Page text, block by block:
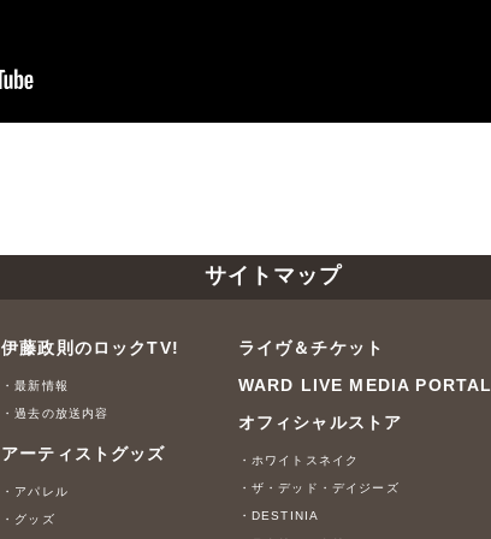
サイトマップ
伊藤政則のロックTV!
・最新情報
・過去の放送内容
アーティストグッズ
・アパレル
・グッズ
ライヴ＆チケット
WARD LIVE MEDIA PORTAL
オフィシャルストア
・ホワイトスネイク
・ザ・デッド・デイジーズ
・DESTINIA